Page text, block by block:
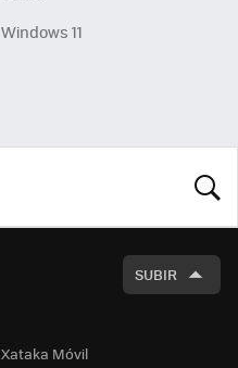
Windows 11
SUBIR
Xataka Móvil